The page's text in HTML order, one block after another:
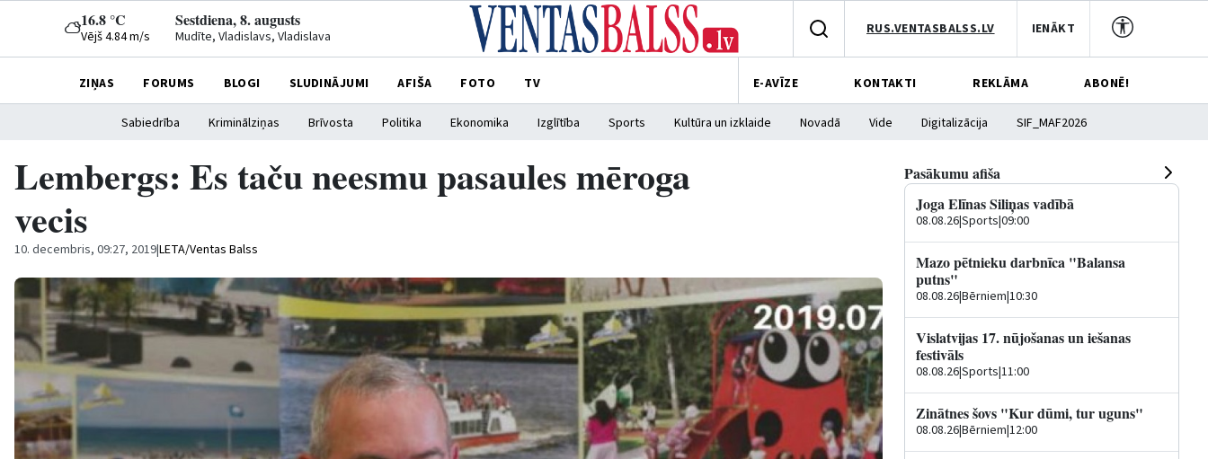
16.8 °C
Vējš 4.84 m/s
Sestdiena, 8. augusts
Mudīte, Vladislavs, Vladislava RUS.VENTASBALSS.LV IENĀKT
ZIŅAS FORUMS BLOGI SLUDINĀJUMI AFIŠA FOTO TV E-AVĪZE KONTAKTI REKLĀMA ABONĒ!
Sabiedrība Kriminālziņas Brīvosta Politika Ekonomika Izglītība Sports Kultūra un izklaide Novadā Vide Digitalizācija SIF_MAF2026
Lembergs: Es taču neesmu pasaules mēroga
vecis
10. decembris, 09:27, 2019|LETA/Ventas Balss
Pasākumu afiša
Joga Elīnas Siliņas vadībā
08.08.26|Sports|09:00
Mazo pētnieku darbnīca "Balansa
putns"
08.08.26|Bērniem|10:30
Vislatvijas 17. nūjošanas un iešanas
festivāls
08.08.26|Sports|11:00
Zinātnes šovs "Kur dūmi, tur uguns"
08.08.26|Bērniem|12:00